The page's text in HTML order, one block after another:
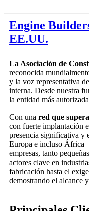
Engine
EE.UU.
La Asociación de
reconocida
y la voz representativa
interna. Desde nuestra
la entidad más
Con una red que
con fuerte implantación
presencia significativa y
Europa e incluso
empresas, tanto
actores clave en
fabricación hasta el
demostrando el alcance